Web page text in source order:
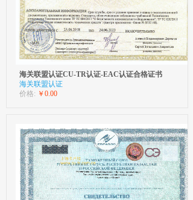
海关联盟认证CU-TR认证-EAC认证合格证书
海关联盟认证
价格: ￥0.00